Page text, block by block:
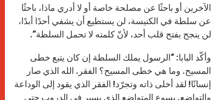
الآخرين أو باحثًا عن مصلحة خاصة أو لا أدري ماذا، باحثًا
عن سلطة في الكنيسة، لن يستطيع أن يشفي أحدًا أبدًا،
لن ينجح بفتح قلب أحد، لأنّ كلمته لا تحمل السلطة”.
وأكّد البابا: “الرسول يملك السلطة إن كان يتبع خطى
المسيح. وما هي خطى المسيح؟ الفقر. الله الذي صار
إنسانًا! لقد أخلى ذاته وتجرّد! الفقر الذي يقود إلى الوداعة
والتواضع. يسوع المتواضع الذي يسير في الدروب حتى